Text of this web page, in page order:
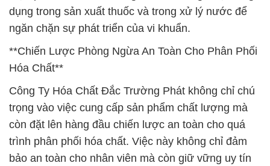
dụng trong sản xuất thuốc và trong xử lý nước để
ngăn chặn sự phát triển của vi khuẩn.
**Chiến Lược Phòng Ngừa An Toàn Cho Phân Phối
Hóa Chất**
Công Ty Hóa Chất Đắc Trường Phát không chỉ chú
trọng vào việc cung cấp sản phẩm chất lượng mà
còn đặt lên hàng đầu chiến lược an toàn cho quá
trình phân phối hóa chất. Việc này không chỉ đảm
bảo an toàn cho nhân viên mà còn giữ vững uy tín